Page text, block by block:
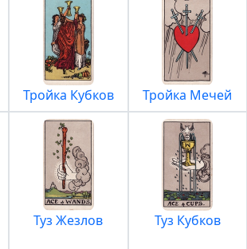
Тройка Кубков Тройка Мечей
Туз Жезлов Туз Кубков